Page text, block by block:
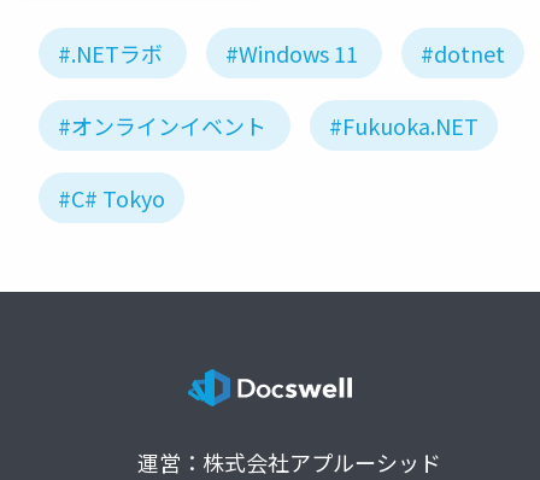
#.NETラボ #Windows 11 #dotnet
#オンラインイベント #Fukuoka.NET
#C# Tokyo
運営：株式会社アプルーシッド